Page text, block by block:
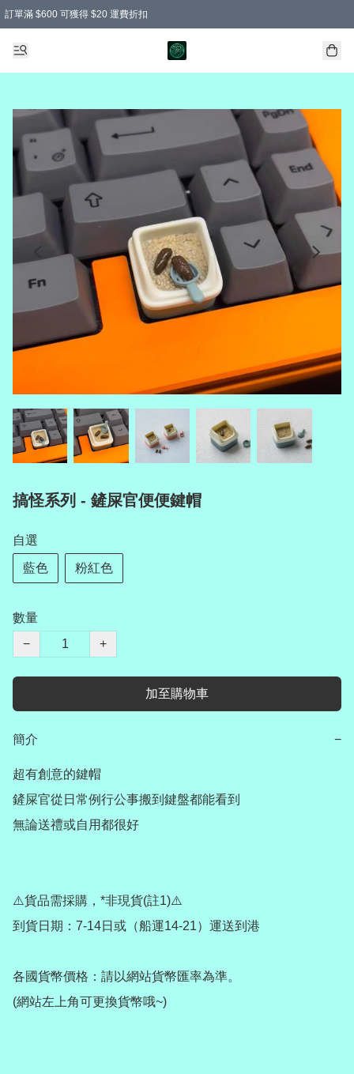
訂單滿 $600 可獲得 $20 運費折扣
搞怪系列 - 鏟屎官便便鍵帽
自選
藍色 粉紅色
數量
−
+
加至購物車
簡介 −
超有創意的鍵帽
鏟屎官從日常例行公事搬到鍵盤都能看到
無論送禮或自用都很好
⚠️貨品需採購，*非現貨(註1)⚠️
到貨日期：7-14日或（船運14-21）運送到港
各國貨幣價格：請以網站貨幣匯率為準。
(網站左上角可更換貨幣哦~)